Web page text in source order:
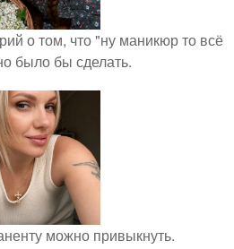
о том, что "ну маникюр то всё
было бы сделать.
можно привыкнуть.